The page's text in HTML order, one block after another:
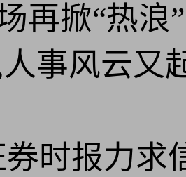
再掀“热
人事风云
时报力求